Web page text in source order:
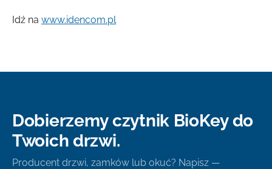
Idź na www.idencom.pl
Dobierzemy czytnik BioKey do
Twoich drzwi.
Producent drzwi, zamków lub okuć? Napisz —